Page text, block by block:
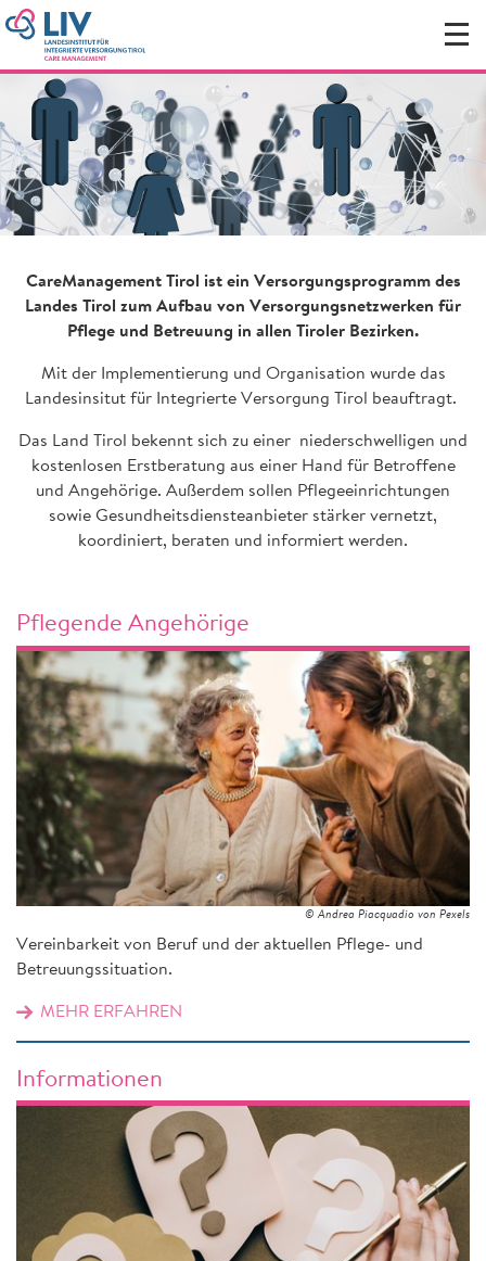
CareManagement Tirol ist ein Versorgungsprogramm des
Landes Tirol zum Aufbau von Versorgungsnetzwerken für
Pflege und Betreuung in allen Tiroler Bezirken.
Mit der Implementierung und Organisation wurde das
Landesinsitut für Integrierte Versorgung Tirol beauftragt.
Das Land Tirol bekennt sich zu einer niederschwelligen und
kostenlosen Erstberatung aus einer Hand für Betroffene
und Angehörige. Außerdem sollen Pflegeeinrichtungen
sowie Gesundheitsdiensteanbieter stärker vernetzt,
koordiniert, beraten und informiert werden.
Pflegende Angehörige
© Andrea Piacquadio von Pexels
Vereinbarkeit von Beruf und der aktuellen Pflege- und
Betreuungssituation.
MEHR ERFAHREN
Informationen